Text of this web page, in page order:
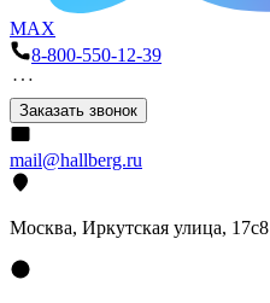
MAX
8-800-550-12-39
Заказать звонок
mail@hallberg.ru
Москва, Иркутская улица, 17с8